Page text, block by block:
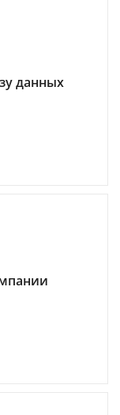
данных